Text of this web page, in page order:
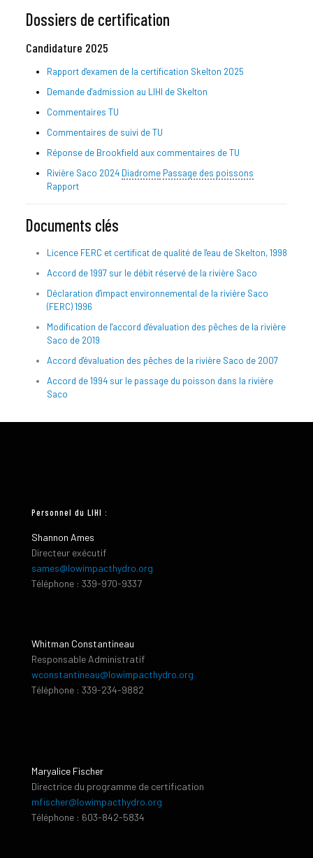
Dossiers de certification
Candidature 2025
Rapport d'examen de la certification Skelton 2025
Demande d'admission au LIHI de Skelton
Commentaires TU
Commentaires de suivi de TU
Réponse de Brookfield aux commentaires de TU
Rivière Saco 2024 Diadrome Passage des poissons
Rapport
Documents clés
Licence FERC et certificat de qualité de l'eau de Skelton, 1998
Accord de 1997 sur le débit réservé de la rivière Saco
Déclaration d'impact environnemental de la rivière Saco
(FERC) 1996
Modification de l'accord d'évaluation des pêches de la rivière
Saco de 2019
Accord d'évaluation des pêches de la rivière Saco de 2007
Accord de 1994 sur le passage du poisson dans la rivière
Saco
Personnel du LIHI :
Shannon Ames
Directeur exécutif
sames@lowimpacthydro.org
Téléphone : 339-970-9337
Whitman Constantineau
Responsable Administratif
wconstantineau@lowimpacthydro.org
Téléphone : 339-234-9882
Maryalice Fischer
Directrice du programme de certification
mfischer@lowimpacthydro.org
Téléphone : 603-842-5834